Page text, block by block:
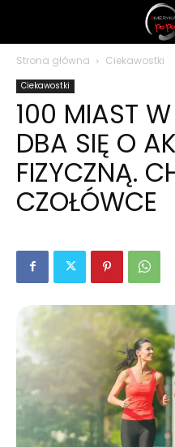
polsku
Strona główna Ciekawostki
Ciekawostki
100 MIAST
DBA SIĘ O
FIZYCZNĄ.
CZOŁÓWCE